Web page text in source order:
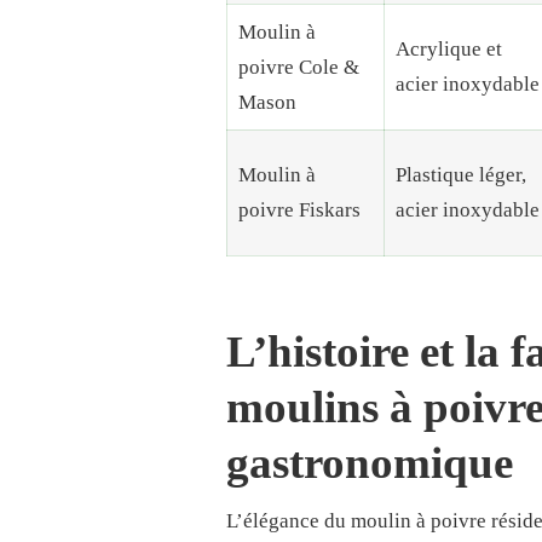
Moulin à
poivre Cole &
Mason
Acrylique et
acier inoxydable
Moulin à
poivre Fiskars
Plastique léger,
acier inoxydable
L’histoire et la
moulins à
gastronomique
L’élégance du moulin à poivre